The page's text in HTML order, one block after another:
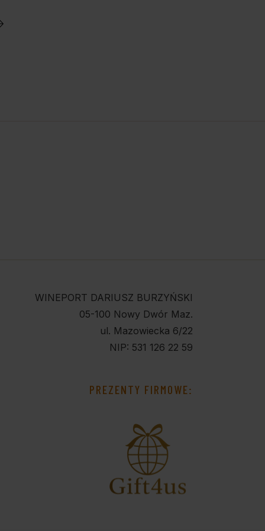
WINEPORT DARIUSZ BURZYŃSKI
05-100 Nowy Dwór Maz.
ul. Mazowiecka 6/22
NIP: 531 126 22 59
PREZENTY FIRMOWE: